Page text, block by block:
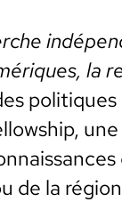
la
de la